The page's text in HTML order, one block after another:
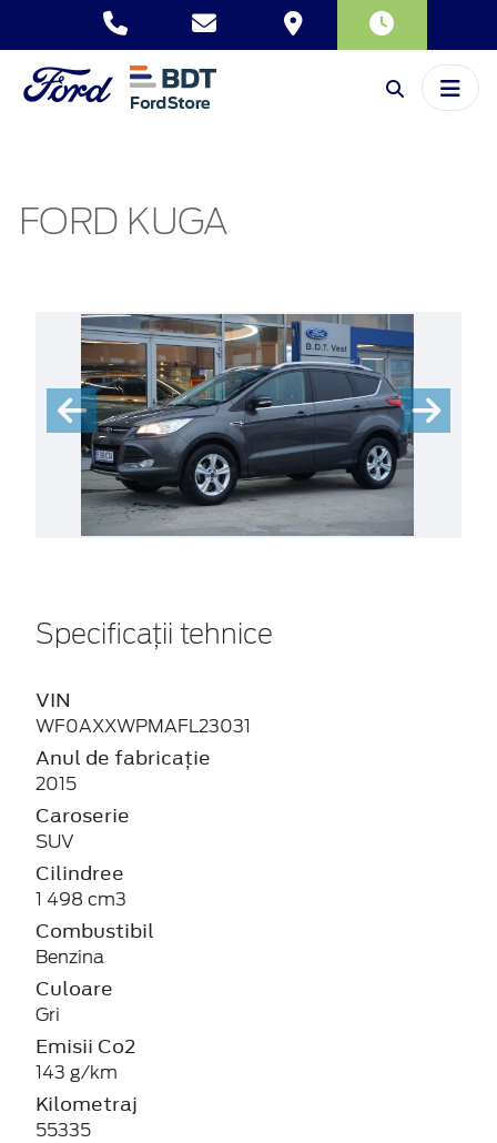
FORD KUGA
Specificații tehnice
VIN
WF0AXXWPMAFL23031
Anul de fabricație
2015
Caroserie
SUV
Cilindree
1 498 cm3
Combustibil
Benzina
Culoare
Gri
Emisii Co2
143 g/km
Kilometraj
55335